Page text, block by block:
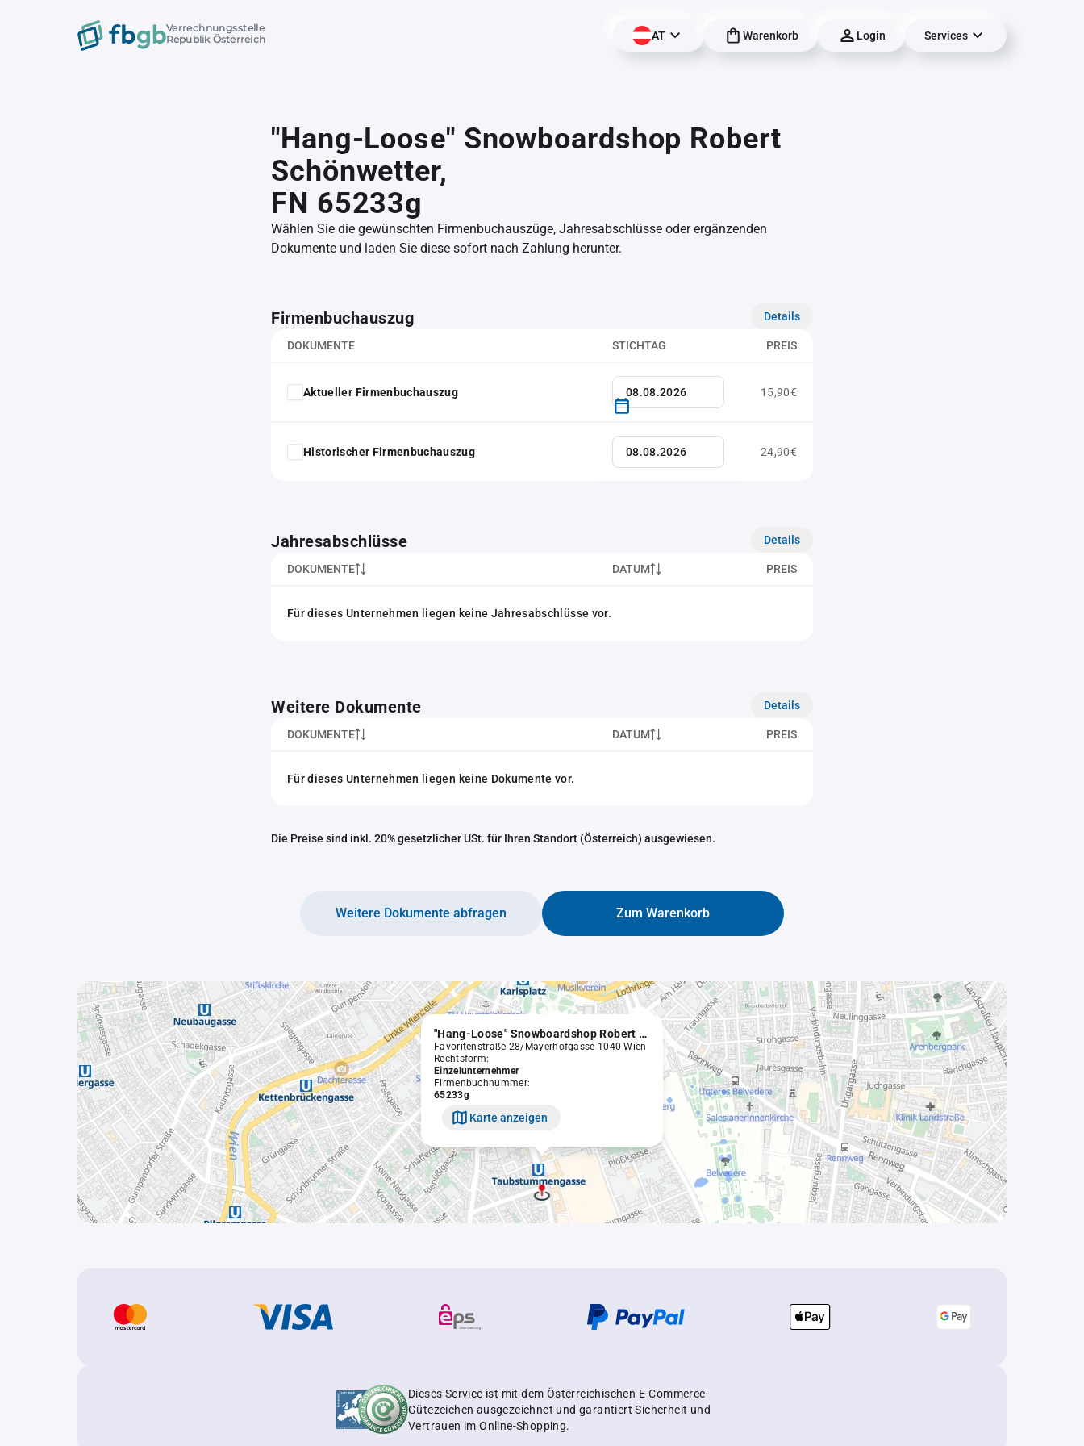
Verrechnungsstelle
Republik Österreich
AT Warenkorb Login Services
"Hang-Loose" Snowboardshop Robert
Schönwetter,
FN 65233g
Wählen Sie die gewünschten Firmenbuchauszüge, Jahresabschlüsse oder ergänzenden
Dokumente und laden Sie diese sofort nach Zahlung herunter.
Firmenbuchauszug Details
DOKUMENTE STICHTAG PREIS
Aktueller Firmenbuchauszug 15,90€
Historischer Firmenbuchauszug 24,90€
Jahresabschlüsse Details
DOKUMENTE DATUM PREIS
Für dieses Unternehmen liegen keine Jahresabschlüsse vor.
Weitere Dokumente Details
DOKUMENTE DATUM PREIS
Für dieses Unternehmen liegen keine Dokumente vor.
Die Preise sind inkl. 20% gesetzlicher USt. für Ihren Standort (Österreich) ausgewiesen.
Zum Warenkorb
Weitere Dokumente abfragen
"Hang-Loose" Snowboardshop Robert Schönwetter
Favoritenstraße 28/Mayerhofgasse 1040 Wien
Rechtsform:
Einzelunternehmer
Firmenbuchnummer:
65233g
Karte anzeigen
Dieses Service ist mit dem Österreichischen E-Commerce-
Gütezeichen ausgezeichnet und garantiert Sicherheit und
Vertrauen im Online-Shopping.